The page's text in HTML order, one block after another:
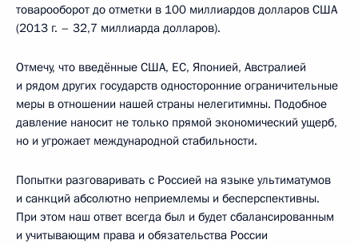
товарооборот до отметки в 100 миллиардов долларов США
(2013 г. – 32,7 миллиарда долларов).
Отмечу, что введённые США, ЕС, Японией, Австралией
и рядом других государств односторонние ограничительные
меры в отношении нашей страны нелегитимны. Подобное
давление наносит не только прямой экономический ущерб,
но и угрожает международной стабильности.
Попытки разговаривать с Россией на языке ультиматумов
и санкций абсолютно неприемлемы и бесперспективны.
При этом наш ответ всегда был и будет сбалансированным
и учитывающим права и обязательства России